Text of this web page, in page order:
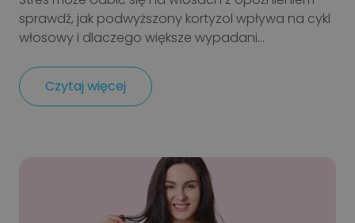
sprawdź, jak podwyższony kortyzol wpływa na cykl
włosowy i dlaczego większe wypadani...
Czytaj więcej